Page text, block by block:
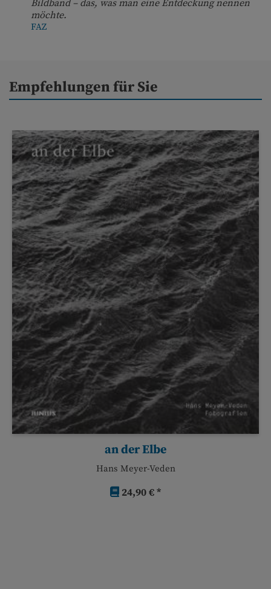
Bildband – das, was man eine Entdeckung nennen
möchte.
FAZ
Empfehlungen für Sie
an der Elbe
Hans Meyer-Veden
24,90 € *